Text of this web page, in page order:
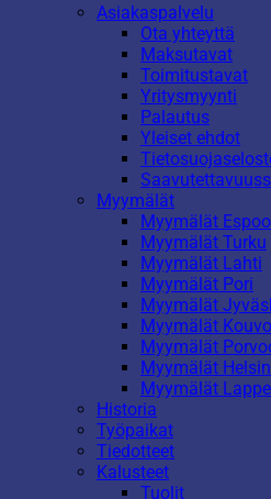
Asiakaspalvelu
Ota yhteyttä
Maksutavat
Toimitustavat
Yritysmyynti
Palautus
Yleiset ehdot
Myymälät
Myymälät
Myymälät Turku
Myymälät Lahti
Myymälät Pori
Myymälät
Myymälät
Myymälät
Myymälät
Myymälät
Historia
Työpaikat
Tiedotteet
Kalusteet
Tuolit